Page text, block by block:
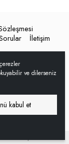
İletişim
ve dilerseniz
kabul et